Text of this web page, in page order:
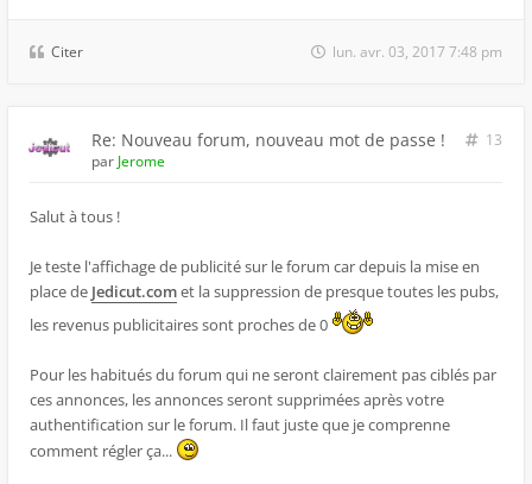
Citer lun. avr. 03, 2017 7:48 pm
Re: Nouveau forum, nouveau mot de passe !
13
par Jerome
Salut à tous !
Je teste l'affichage de publicité sur le forum car depuis la mise en
place de Jedicut.comet la suppression de presque toutes les pubs,
les revenus publicitaires sont proches de 0
Pour les habitués du forum qui ne seront clairement pas ciblés par
ces annonces, les annonces seront supprimées après votre
authentification sur le forum. Il faut juste que je comprenne
comment régler ça...